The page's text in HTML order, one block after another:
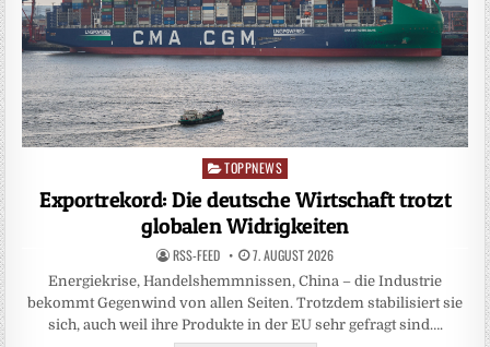
Posted
in
TOPPNEWS
Exportrekord: Die deutsche Wirtschaft trotzt
globalen Widrigkeiten
RSS-FEED 7. AUGUST 2026
Energiekrise, Handelshemmnissen, China – die Industrie
bekommt Gegenwind von allen Seiten. Trotzdem stabilisiert sie
sich, auch weil ihre Produkte in der EU sehr gefragt sind….